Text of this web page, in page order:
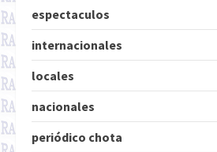
espectaculos
internacionales
locales
nacionales
periódico chota